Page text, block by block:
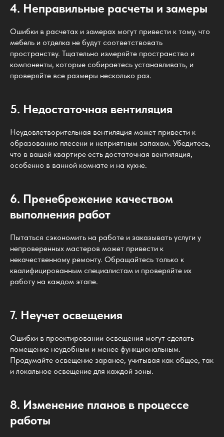
4. Неправильные расчеты и замеры
Ошибки в расчетах и замерах могут привести к тому, что
мебель и отделка не будут соответствовать
пространству. Тщательно измеряйте пространство и
компоненты, которые собираетесь устанавливать, и
проверяйте все размеры несколько раз.
5. Недостаточная вентиляция
Неудовлетворительная вентиляция может привести к
образованию плесени и неприятным запахам. Убедитесь,
что в вашей квартире есть достаточная вентиляция,
особенно в ванной комнате и на кухне.
6. Пренебрежение качеством
выполнения работ
Пытаться сэкономить на работе и заказывать услуги у
непроверенных мастеров может привести к
некачественному ремонту. Обращайтесь только к
квалифицированным специалистам и проверяйте их
работу на каждом этапе.
7. Неучет освещения
Ошибки в проектировании освещения могут сделать
помещение неудобным и менее функциональным.
Продумайте освещение заранее, учитывая как общее, так
и локальное освещение для каждой зоны.
8. Изменение планов в процессе
работы